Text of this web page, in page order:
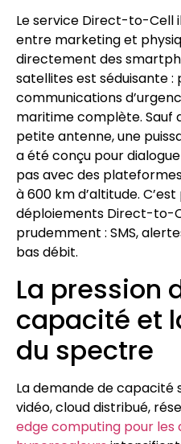
Le service Direct-to-Cell
entre marketing et
directement des
satellites est séduisante :
communications
maritime complète. Sauf
petite antenne, une
a été conçu pour
pas avec des
à 600 km d’altitude.
déploiements Direct-to-
prudemment : SMS,
bas débit.
La pression
capacité et
du spectre
La demande de capacité
vidéo, cloud distribué,
edge computing pour les